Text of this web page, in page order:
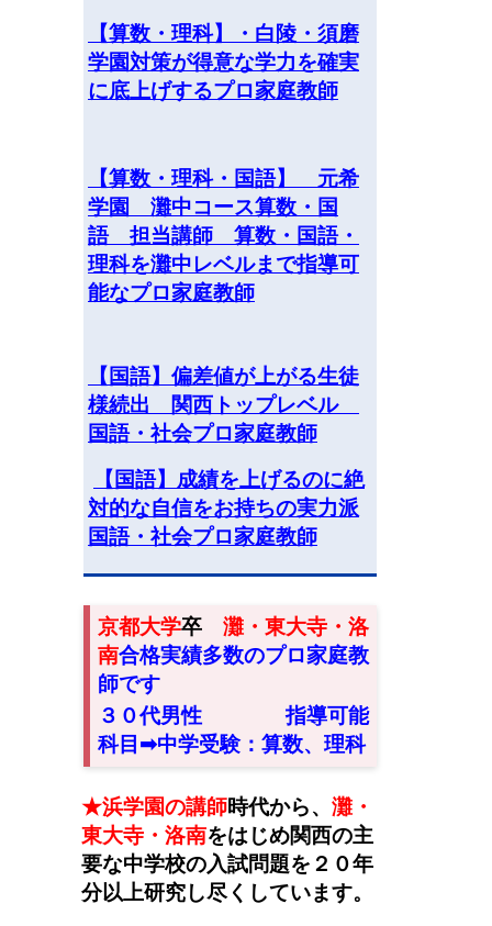
【算数・理科】・白陵・須磨
学園対策が得意な学力を確実
に底上げするプロ家庭教師
【算数・理科・国語】 元希
学園 灘中コース算数・国
語 担当講師 算数・国語・
理科を灘中レベルまで指導可
能なプロ家庭教師
【国語】偏差値が上がる生徒
様続出 関西トップレベル
国語・社会プロ家庭教師
【国語】成績を上げるのに絶
対的な自信をお持ちの実力派
国語・社会プロ家庭教師
京都大学卒 灘・東大寺・洛
南合格実績多数のプロ家庭教
師です
３０代男性指導可能
科目➡︎中学受験：算数、理科
★浜学園の講師時代から、 灘・
東大寺・洛南をはじめ関西の主
要な中学校の入試問題を２０年
分以上研究し尽くしています。